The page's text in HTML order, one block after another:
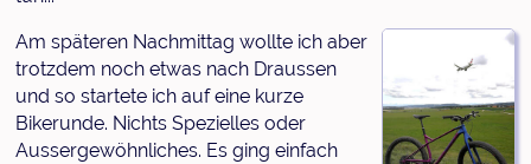
Am späteren Nachmittag wollte ich aber
trotzdem noch etwas nach Draussen
und so startete ich auf eine kurze
Bikerunde. Nichts Spezielles oder
Aussergewöhnliches. Es ging einfach